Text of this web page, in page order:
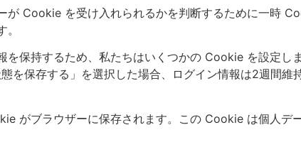
が Cookie を受け入れられるかを判断するために一時
を保持するため、私たちはいくつかの Cookie を設定
を保存する」を選択した場合、ログイン情報は2週間
がブラウザーに保存されます。この Cookie は個人デ